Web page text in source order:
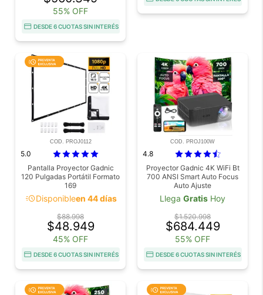
55% OFF
DESDE 6 CUOTAS SIN INTERÉS
COD. PROJ0112
5.0
Pantalla Proyector Gadnic
120 Pulgadas Portátil Formato
169
acuteDisponibleen 44 días
$88.998
$48.949
45% OFF
DESDE 6 CUOTAS SIN INTERÉS
COD. PROJ100W
4.8
Proyector Gadnic 4K WiFi Bt
700 ANSI Smart Auto Focus
Auto Ajuste
Llega Gratis Hoy
$1.520.998
$684.449
55% OFF
DESDE 6 CUOTAS SIN INTERÉS